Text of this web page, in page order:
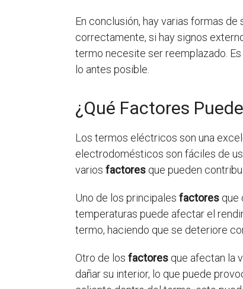
En conclusión, hay varias formas
correctamente, si hay signos
termo necesite ser reemplazado.
lo antes posible.
¿Qué Factores
Los termos eléctricos son una
electrodomésticos son fáciles de
varios factores que pueden
Uno de los principales factores que
temperaturas puede afectar el
termo, haciendo que se deteriore
Otro de los factores que afectan la
dañar su interior, lo que puede